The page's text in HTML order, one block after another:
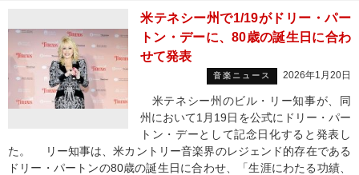
米テネシー州で1/19がドリー・パー
トン・デーに、80歳の誕生日に合わ
せて発表
音楽ニュース 2026年1月20日
米テネシー州のビル・リー知事が、同
州において1月19日を公式にドリー・パー
トン・デーとして記念日化すると発表し
た。 リー知事は、米カントリー音楽界のレジェンド的存在である
ドリー・パートンの80歳の誕生日に合わせ、「生涯にわたる功績、